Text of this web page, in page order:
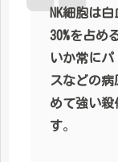
NK細胞は
30%を占め
いか常に
スなどの
めて強い殺
す。